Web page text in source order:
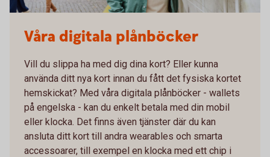
Våra digitala plånböcker
Vill du slippa ha med dig dina kort? Eller kunna
använda ditt nya kort innan du fått det fysiska kortet
hemskickat? Med våra digitala plånböcker - wallets
på engelska - kan du enkelt betala med din mobil
eller klocka. Det finns även tjänster där du kan
ansluta ditt kort till andra wearables och smarta
accessoarer, till exempel en klocka med ett chip i